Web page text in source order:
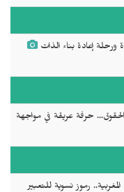
ورحلة إعادة بناء الذات
حرفة عريقة في مواجهة
رموز نسوية للتعبير